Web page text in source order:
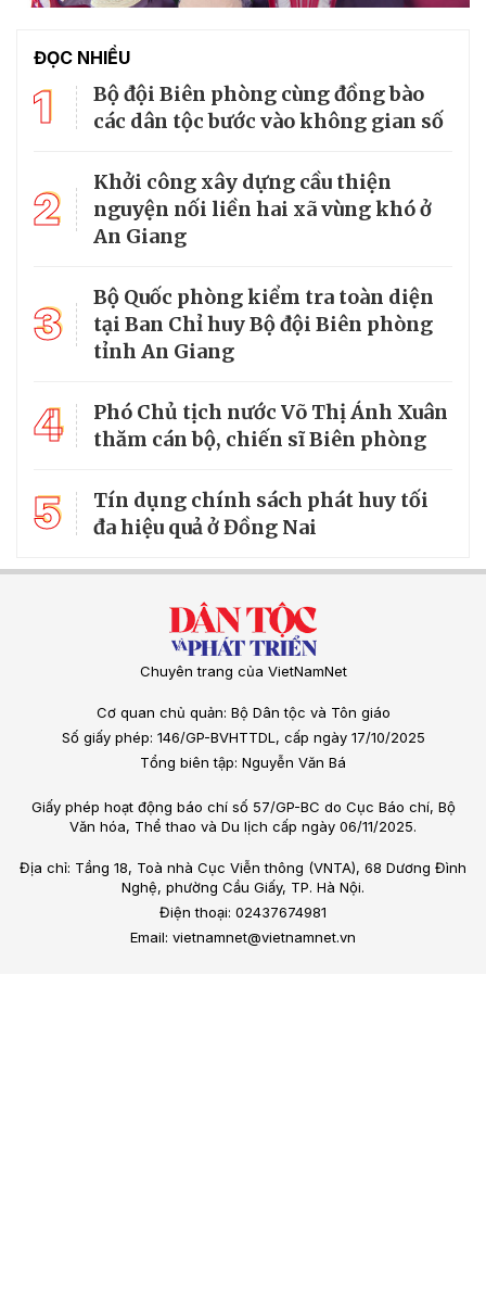
ĐỌC NHIỀU
1
Bộ đội Biên phòng cùng đồng bào
các dân tộc bước vào không gian số
2
Khởi công xây dựng cầu thiện
nguyện nối liền hai xã vùng khó ở
An Giang
3
Bộ Quốc phòng kiểm tra toàn diện
tại Ban Chỉ huy Bộ đội Biên phòng
tỉnh An Giang
4
Phó Chủ tịch nước Võ Thị Ánh Xuân
thăm cán bộ, chiến sĩ Biên phòng
5
Tín dụng chính sách phát huy tối
đa hiệu quả ở Đồng Nai
Chuyên trang của VietNamNet
Cơ quan chủ quản: Bộ Dân tộc và Tôn giáo
Số giấy phép: 146/GP-BVHTTDL, cấp ngày 17/10/2025
Tổng biên tập: Nguyễn Văn Bá
Giấy phép hoạt động báo chí số 57/GP-BC do Cục Báo chí, Bộ
Văn hóa, Thể thao và Du lịch cấp ngày 06/11/2025.
Địa chỉ: Tầng 18, Toà nhà Cục Viễn thông (VNTA), 68 Dương Đình
Nghệ, phường Cầu Giấy, TP. Hà Nội.
Điện thoại: 02437674981
Email: vietnamnet@vietnamnet.vn